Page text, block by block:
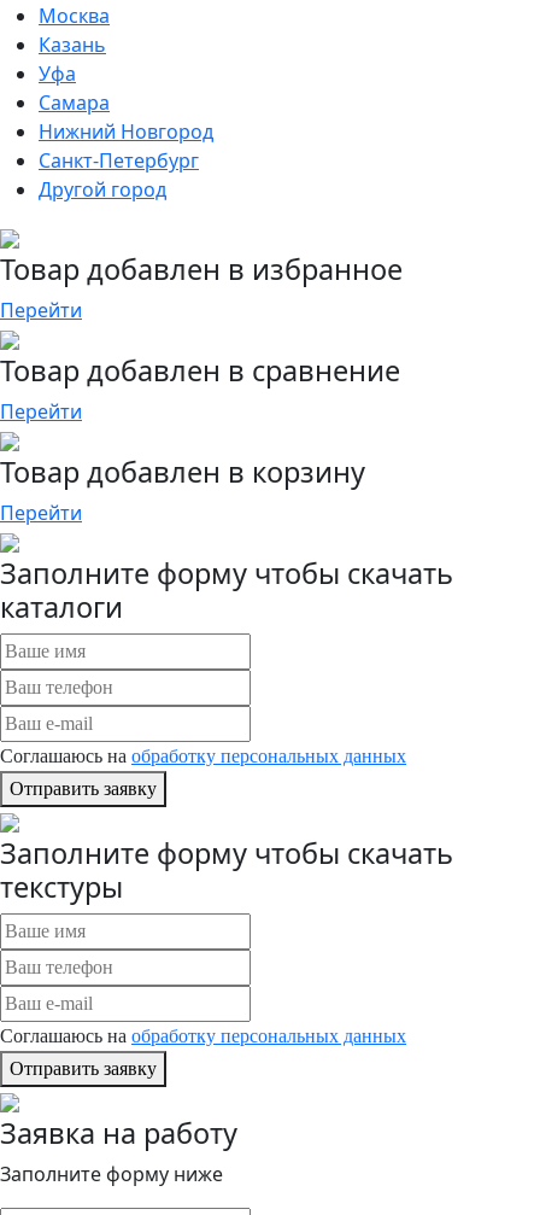
Москва
Казань
Уфа
Самара
Нижний Новгород
Санкт-Петербург
Другой город
Товар добавлен в избранное
Перейти
Товар добавлен в сравнение
Перейти
Товар добавлен в корзину
Перейти
Заполните форму чтобы скачать
каталоги
Соглашаюсь на обработку персональных данных
Отправить заявку
Заполните форму чтобы скачать
текстуры
Соглашаюсь на обработку персональных данных
Отправить заявку
Заявка на работу
Заполните форму ниже